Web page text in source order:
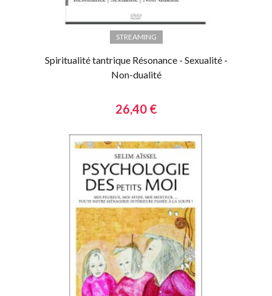
STREAMING
Spiritualité tantrique Résonance - Sexualité -
Non-dualité
26,40 €